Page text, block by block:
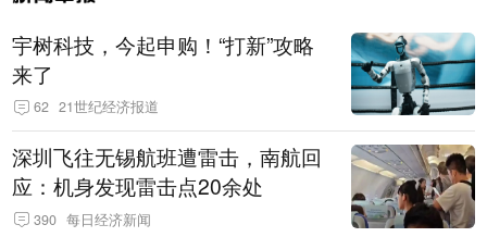
宇树科技，今起申购！“打新”攻略
来了
62 21世纪经济报道
深圳飞往无锡航班遭雷击，南航回
应：机身发现雷击点20余处
390 每日经济新闻